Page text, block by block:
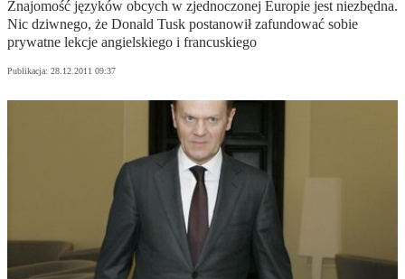
Znajomość języków obcych w zjednoczonej Europie jest niezbędna.
Nic dziwnego, że Donald Tusk postanowił zafundować sobie
prywatne lekcje angielskiego i francuskiego
Publikacja: 28.12.2011 09:37